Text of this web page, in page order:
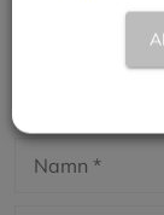
Namn